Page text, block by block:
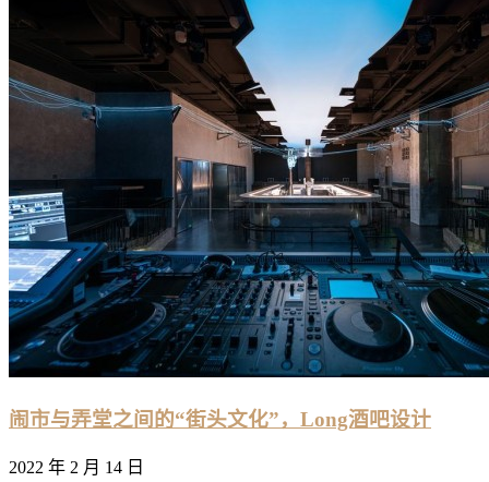
闹市与弄堂之间的“街头文化”，Long酒吧设计
2022 年 2 月 14 日